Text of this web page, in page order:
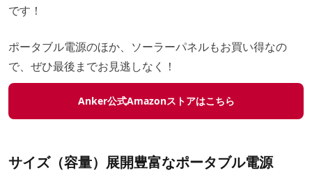
です！
ポータブル電源のほか、ソーラーパネルもお買い得なの
で、ぜひ最後までお見逃しなく！
Anker公式Amazonストアはこちら
サイズ（容量）展開豊富なポータブル電源